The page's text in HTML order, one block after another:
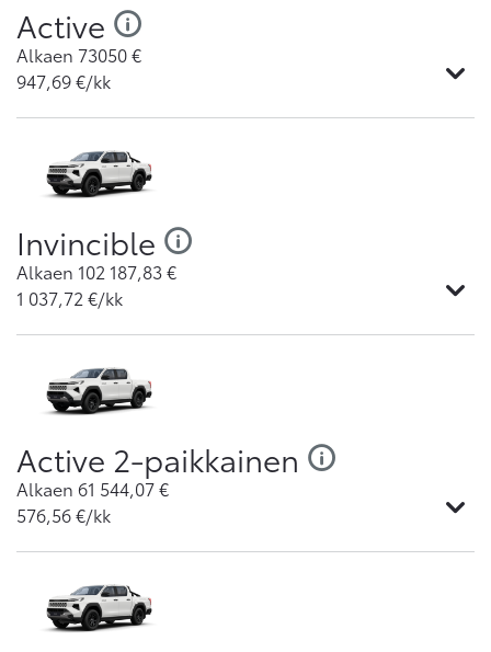
Active
Alkaen 73050€
947,69€/kk
Invincible
Alkaen 102 187,83€
1 037,72 €/kk
Active 2-paikkainen
Alkaen 61 544,07€
576,56€/kk